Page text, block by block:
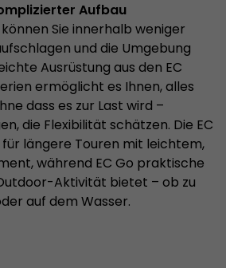
Aufbau
Sie innerhalb weniger
und die Umgebung
Ausrüstung aus den EC
ermöglicht es Ihnen, alles
dass es zur Last wird –
die Flexibilität schätzen. Die EC
längere Touren mit leichtem,
während EC Go praktische
Aktivität bietet – ob zu
auf dem Wasser.